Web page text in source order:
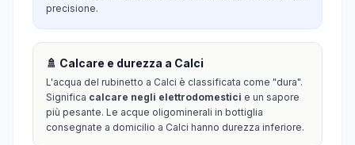
precisione.
🚿 Calcare e durezza a Calci
L'acqua del rubinetto a Calci è classificata come "dura".
Significa calcare negli elettrodomestici e un sapore
più pesante. Le acque oligominerali in bottiglia
consegnate a domicilio a Calci hanno durezza inferiore.